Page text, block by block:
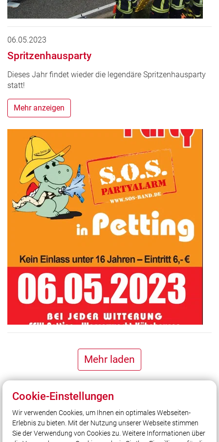
06.05.2023
Spritzenhausparty
Dieses Jahr findet wieder die legendäre Spritzenhausparty
statt!
Mehr anzeigen
Mehr laden
Unser Leitsatz
Cookie-Einstellungen
Wir verwenden Cookies, um Ihnen ein optimales Webseiten-
Erlebnis zu bieten. Mit der Nutzung unserer Webseite stimmen
Sie der Verwendung von Cookies zu. Weitere Informationen über